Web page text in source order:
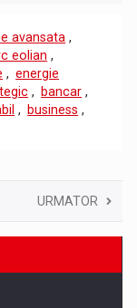
avansata ,
eolian ,
, energie
, bancar ,
, business ,
URMATOR